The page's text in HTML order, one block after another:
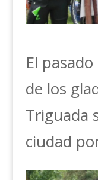
El
de los
Triguada
ciudad